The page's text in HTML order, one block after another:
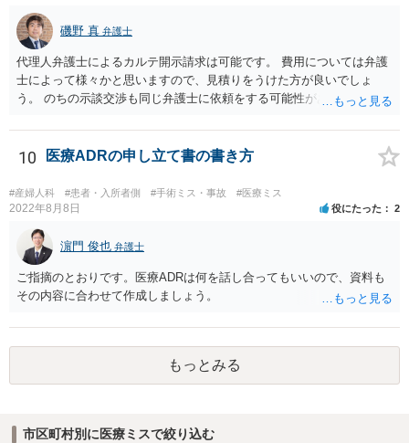
磯野 真 弁護士
代理人弁護士によるカルテ開示請求は可能です。 費用については弁護
士によって様々かと思いますので、見積りをうけた方が良いでしょ
う。 のちの示談交渉も同じ弁護士に依頼をする可能性がある場合に
いたほうが良いと思われます。
10 医療ADRの申し立て書の書き方
#産婦人科 #患者・入所者側 #手術ミス・事故 #医療ミス
2022年8月8日 役にたった 2
濵門 俊也 弁護士
ご指摘のとおりです。医療ADRは何を話し合ってもいいので、資料も
その内容に合わせて作成しましょう。
もっとみる
市区町村別に医療ミスで絞り込む